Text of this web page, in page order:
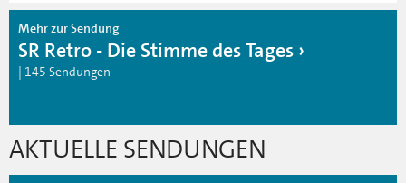
Mehr zur Sendung
SR Retro - Die Stimme des Tages
| 145 Sendungen
AKTUELLE SENDUNGEN